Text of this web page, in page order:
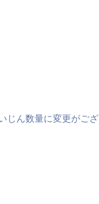
ん数量に変更がござ